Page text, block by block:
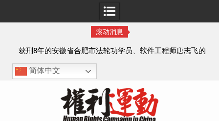
滚动消息
获刑8年的安徽省合肥市法轮功学员、软件工程师唐志飞的
案情及简历
简体中文